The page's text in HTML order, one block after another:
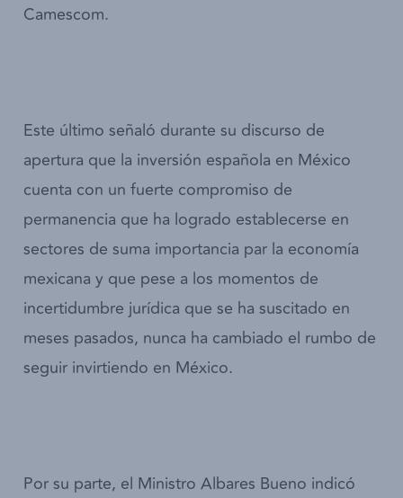
Camescom.
Este último señaló durante su discurso de
apertura que la inversión española en México
cuenta con un fuerte compromiso de
permanencia que ha logrado establecerse en
sectores de suma importancia par la economía
mexicana y que pese a los momentos de
incertidumbre jurídica que se ha suscitado en
meses pasados, nunca ha cambiado el rumbo de
seguir invirtiendo en México.
Por su parte, el Ministro Albares Bueno indicó